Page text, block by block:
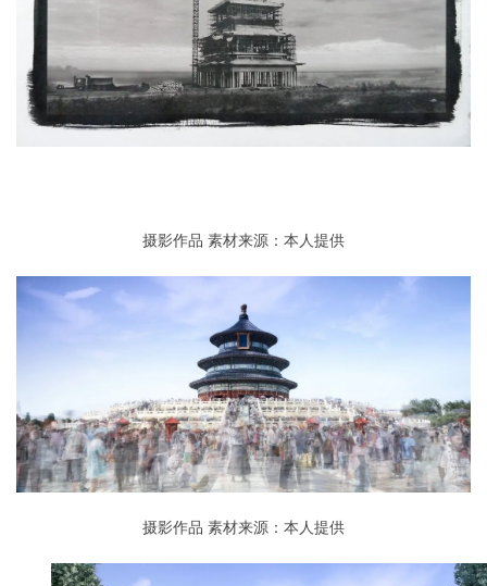
摄影作品 素材来源：本人提供
摄影作品 素材来源：本人提供